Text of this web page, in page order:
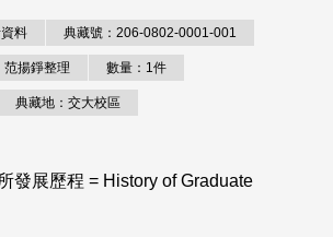
料 典藏號：206-0802-0001-001
范揚錚整理 數量：1件
典藏地：交大校區
發展歷程 = History of Graduate